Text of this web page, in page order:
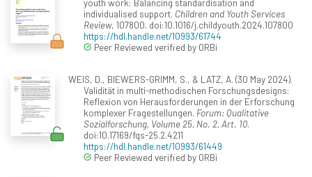
youth work: Balancing standardisation and
individualised support. Children and Youth Services
Review, 107800. doi:10.1016/j.childyouth.2024.107800
https://hdl.handle.net/10993/61744
Peer Reviewed verified by ORBi
WEIS, D., BIEWERS-GRIMM, S., & LATZ, A. (30 May 2024).
Validität in multi-methodischen Forschungsdesigns:
Reflexion von Herausforderungen in der Erforschung
komplexer Fragestellungen. Forum: Qualitative
Sozialforschung, Volume 25, No. 2, Art. 10.
doi:10.17169/fqs-25.2.4211
https://hdl.handle.net/10993/61449
Peer Reviewed verified by ORBi